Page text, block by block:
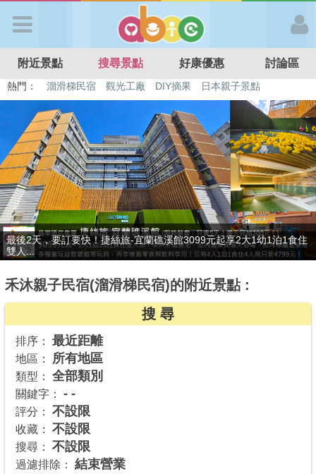
APP登入
首 頁
搜尋景點
好康優惠
最新消息
最新留言
商家合作
推薦景點
討論區
附近景點 搜尋景點 好康優惠 討論區
熱門： 特色遊戲場 親子住房優惠 台北親子餐廳
溫泉泡湯SPA
溜滑梯民宿
觀光工廠 DIY摘果 日本親子景點
贈九族文化村門票2張(總價值1100元*2)！4099元享日月潭經典大飯
店...
禾沐親子民宿(溜滑梯民宿)的附近景點 :
搜 尋
排序： 最近距離
地區： 所有地區
類型： 全部類別
關鍵字： - -
評分： 不設限
收藏： 不設限
搜尋： 不設限
過濾排除： 結束營業